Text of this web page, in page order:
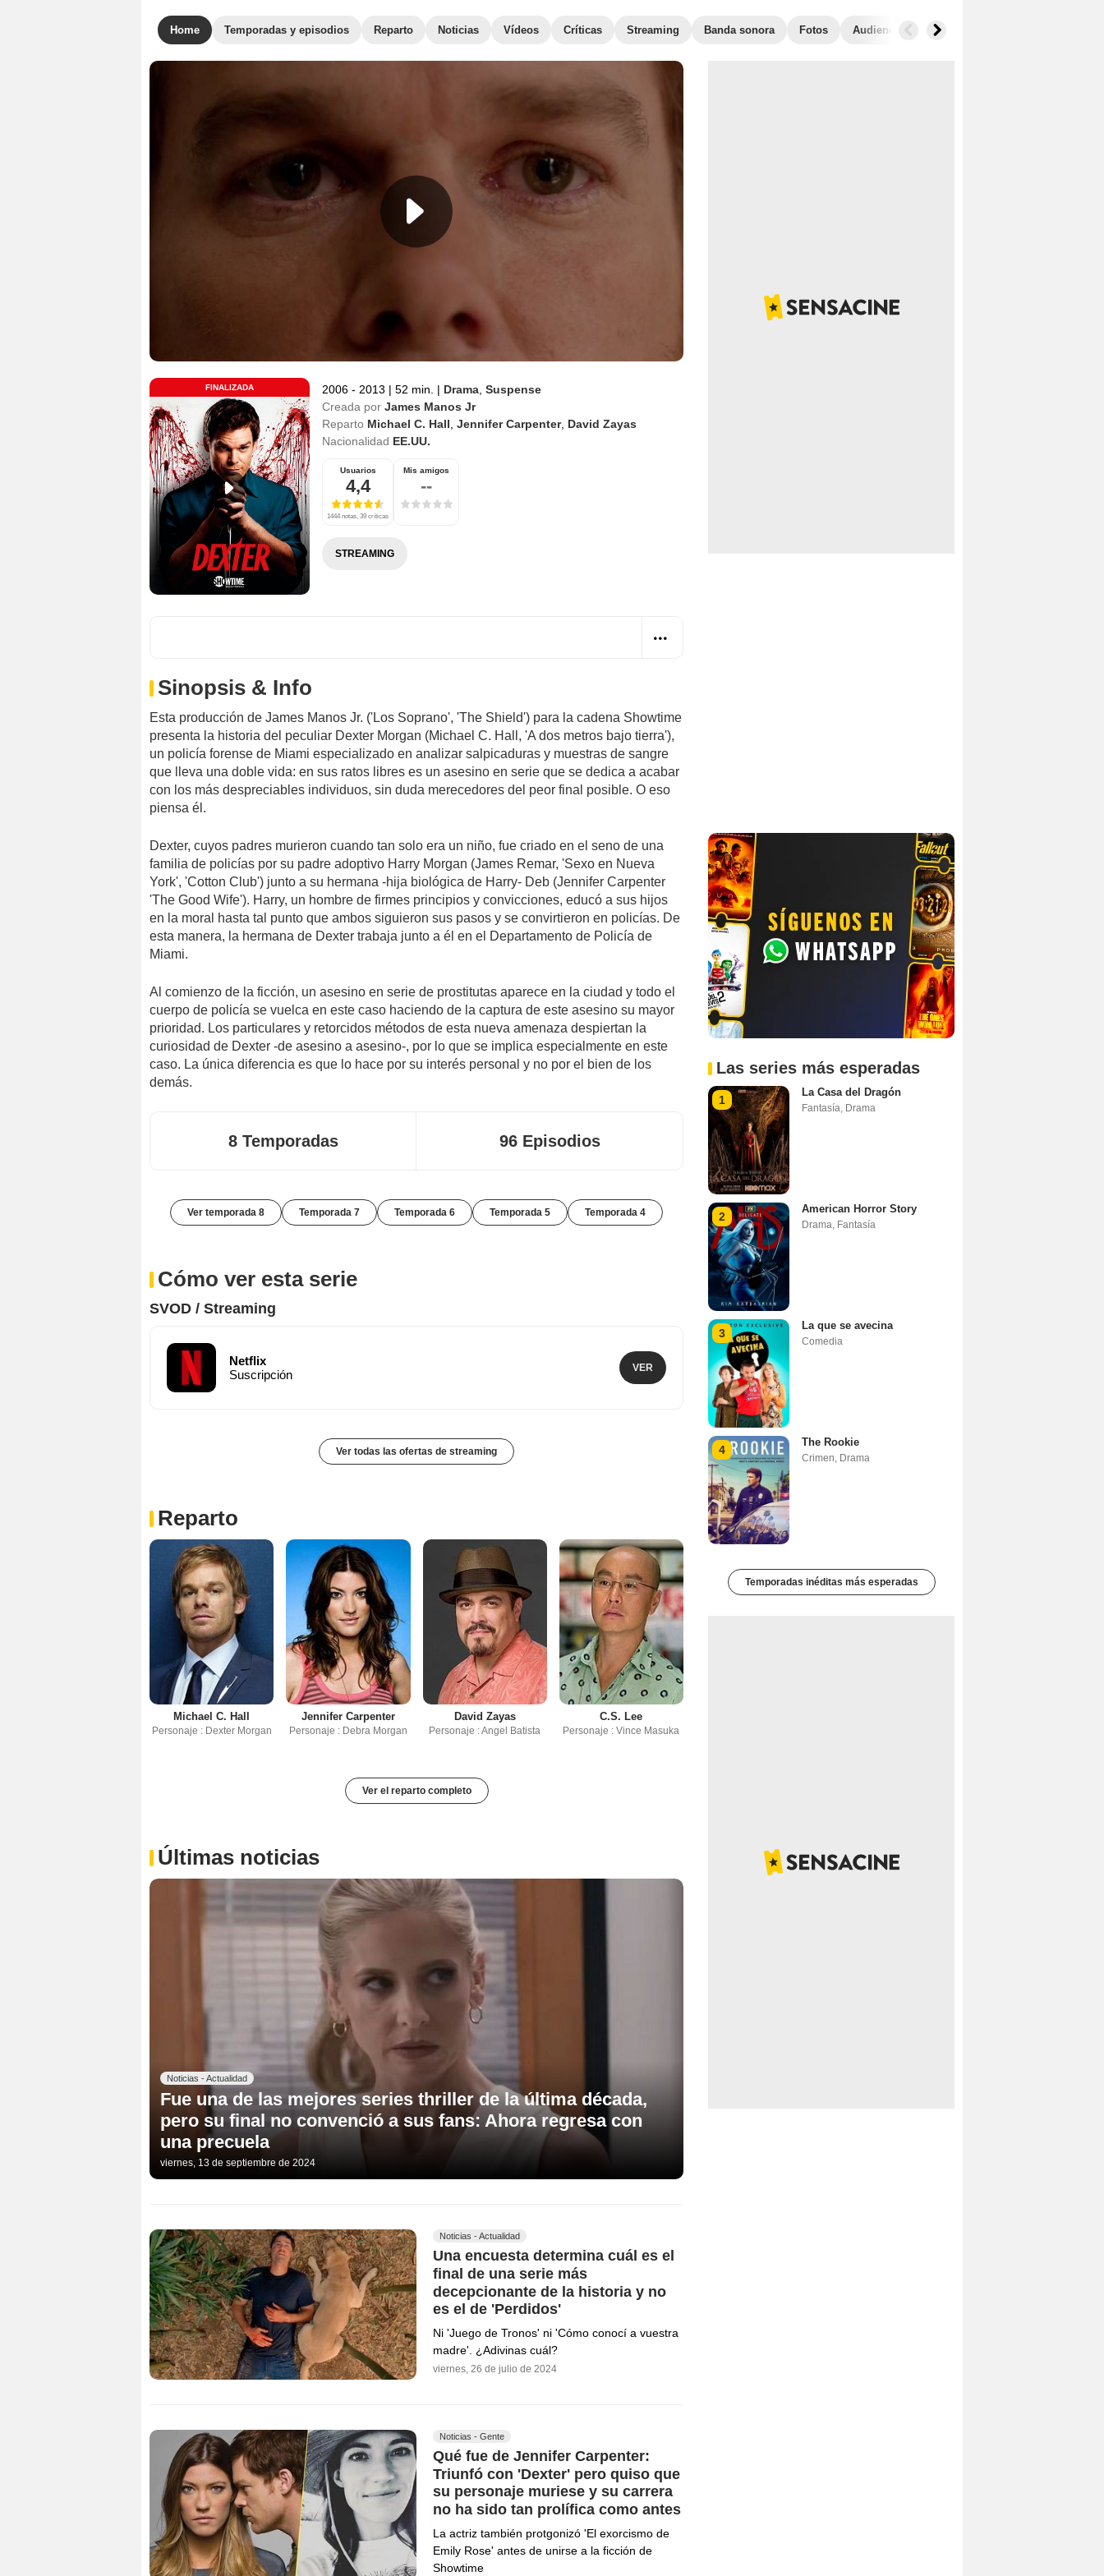
Home Temporadas y episodios Reparto Noticias Vídeos Críticas Streaming Banda sonora Fotos Audiencias
FINALIZADA 2006 - 2013 | 52 min. | Drama Suspense
Creada por James Manos Jr
Reparto Michael C. Hall Jennifer Carpenter, David Zayas
Nacionalidad EE.UU.
Usuarios
4,4
1444 notas, 39 críticas
Mis amigos
--
STREAMING
Sinopsis & Info
Esta producción de James Manos Jr. ('Los Soprano', 'The Shield') para la cadena Showtime
presenta la historia del peculiar Dexter Morgan (Michael C. Hall, 'A dos metros bajo tierra'),
un policía forense de Miami especializado en analizar salpicaduras y muestras de sangre
que lleva una doble vida: en sus ratos libres es un asesino en serie que se dedica a acabar
con los más despreciables individuos, sin duda merecedores del peor final posible. O eso
piensa él.
Dexter, cuyos padres murieron cuando tan solo era un niño, fue criado en el seno de una
familia de policías por su padre adoptivo Harry Morgan (James Remar, 'Sexo en Nueva
York', 'Cotton Club') junto a su hermana -hija biológica de Harry- Deb (Jennifer Carpenter
'The Good Wife'). Harry, un hombre de firmes principios y convicciones, educó a sus hijos
en la moral hasta tal punto que ambos siguieron sus pasos y se convirtieron en policías. De
esta manera, la hermana de Dexter trabaja junto a él en el Departamento de Policía de
Miami.
Al comienzo de la ficción, un asesino en serie de prostitutas aparece en la ciudad y todo el
cuerpo de policía se vuelca en este caso haciendo de la captura de este asesino su mayor
prioridad. Los particulares y retorcidos métodos de esta nueva amenaza despiertan la
curiosidad de Dexter -de asesino a asesino-, por lo que se implica especialmente en este
caso. La única diferencia es que lo hace por su interés personal y no por el bien de los
demás.
8 Temporadas 96 Episodios
Ver temporada 8 Temporada 7 Temporada 6 Temporada 5 Temporada 4
Cómo ver esta serie
SVOD / Streaming
Netflix
Suscripción
VER
Ver todas las ofertas de streaming
Reparto
Michael C. Hall
Personaje : Dexter Morgan
Jennifer Carpenter
Personaje : Debra Morgan
David Zayas
Personaje : Angel Batista
C.S. Lee
Personaje : Vince Masuka
Ver el reparto completo
Últimas noticias
Noticias - Actualidad
Fue una de las mejores series thriller de la última década,
pero su final no convenció a sus fans: Ahora regresa con
una precuela
viernes, 13 de septiembre de 2024
Noticias - Actualidad
Una encuesta determina cuál es el
final de una serie más
decepcionante de la historia y no
es el de 'Perdidos'
Ni 'Juego de Tronos' ni 'Cómo conocí a vuestra
madre'. ¿Adivinas cuál?
viernes, 26 de julio de 2024
Noticias - Gente
Qué fue de Jennifer Carpenter:
Triunfó con 'Dexter' pero quiso que
su personaje muriese y su carrera
no ha sido tan prolífica como antes
La actriz también protgonizó 'El exorcismo de
Emily Rose' antes de unirse a la ficción de
Showtime
Las series más esperadas
1
La Casa del Dragón
Fantasía, Drama
2
American Horror Story
Drama, Fantasía
3
La que se avecina
Comedia
4
The Rookie
Crimen, Drama
Temporadas inéditas más esperadas